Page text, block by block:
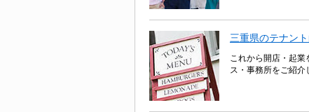
三重県のテナン
これから開店・起
ス・事務所をご紹介